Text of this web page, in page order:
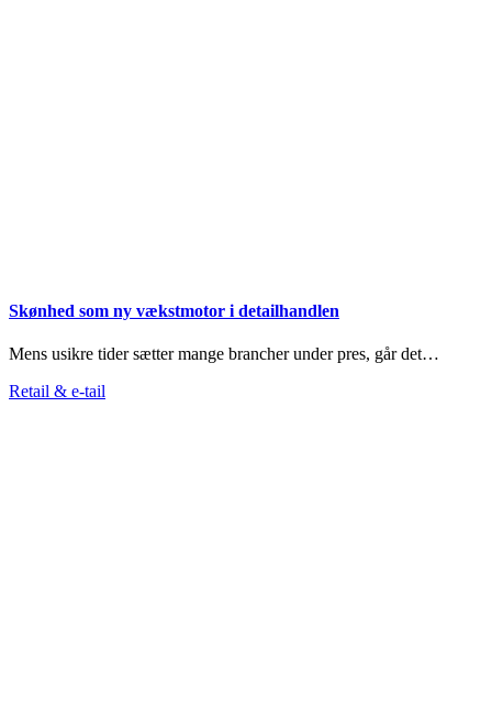
Skønhed som ny vækstmotor i detailhandlen
Mens usikre tider sætter mange brancher under pres, går det…
Retail & e-tail